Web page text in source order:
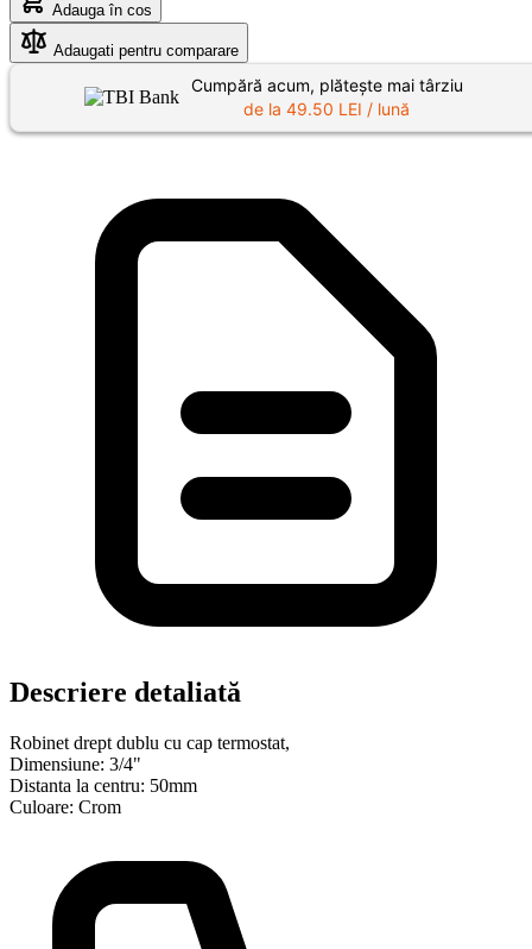
Adauga în cos
Adaugati pentru comparare
Cumpără acum, plătește mai târziu
de la 49.50 LEI / lună
Descriere detaliată
Robinet drept dublu cu cap termostat,
Dimensiune: 3/4"
Distanta la centru: 50mm
Culoare: Crom